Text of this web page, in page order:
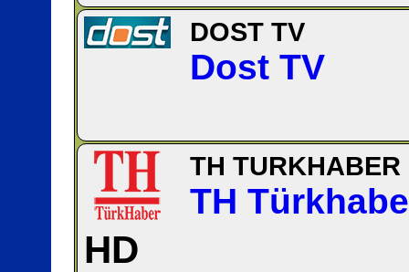
DOST TV
Dost TV
TH TURKHABER
TH
HD